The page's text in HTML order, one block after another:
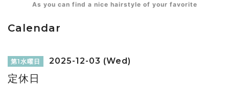
As you can find a nice hairstyle of your favorite
Calendar
第1水曜日 2025-12-03 (Wed)
定休日